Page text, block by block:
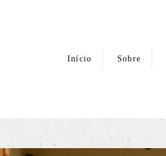
Início Sobre